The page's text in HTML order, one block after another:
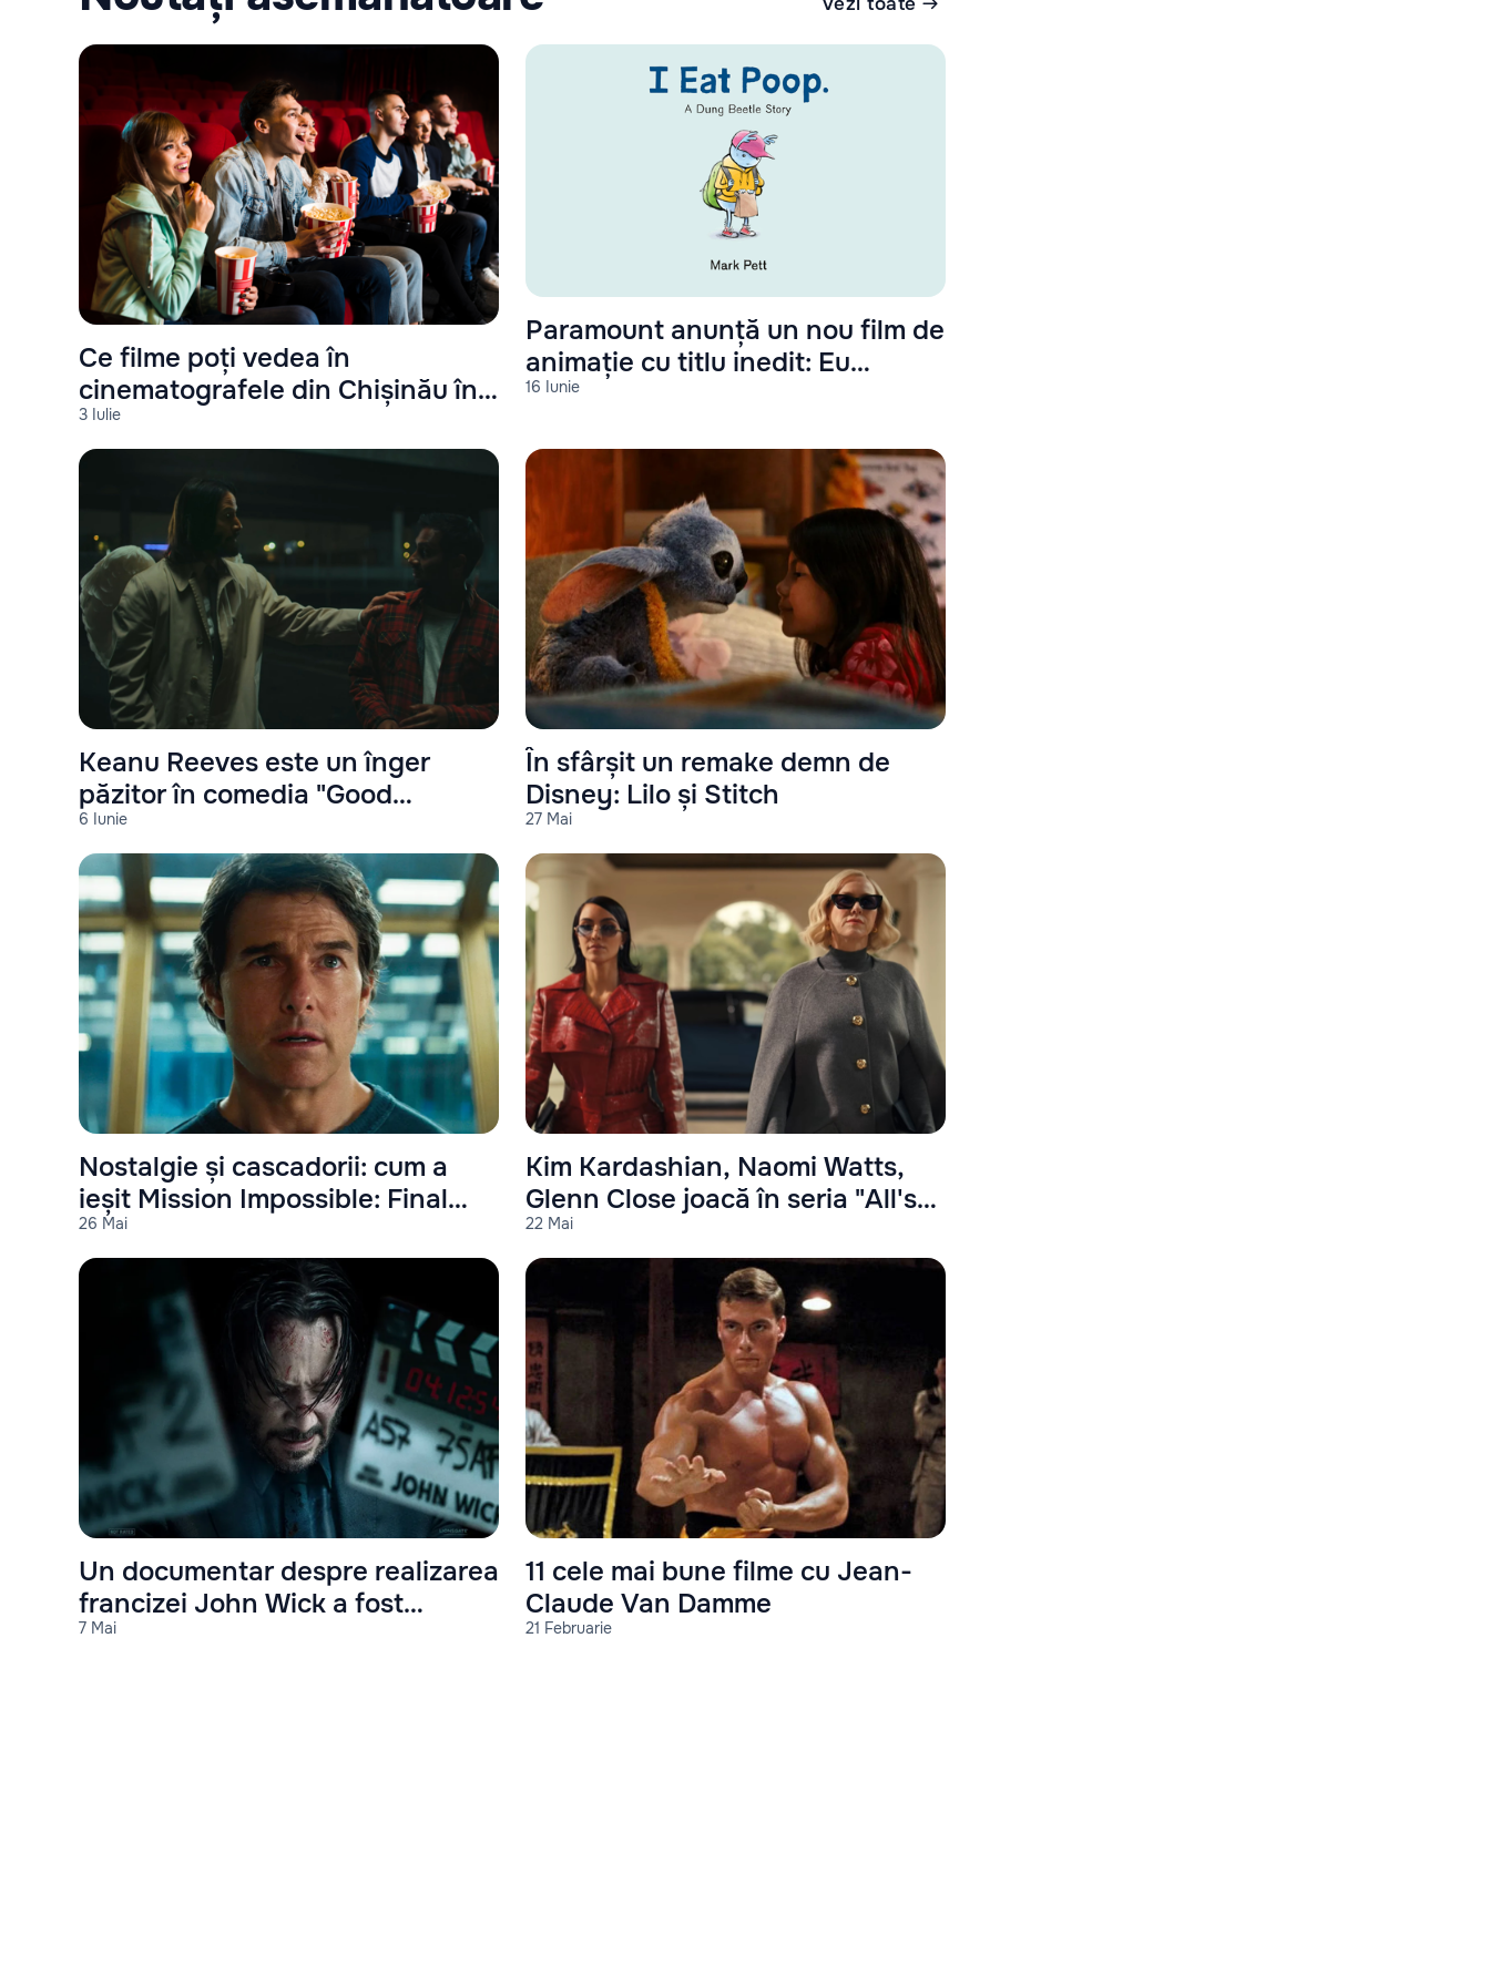
3 Iulie
Ce filme poți vedea în
cinematografele din Chișinău în
iulie 2025?
16 Iunie
Paramount anunță un nou film de
animație cu titlu inedit: Eu
mănânc caca
6 Iunie
Keanu Reeves este un înger
păzitor în comedia "Good
Fortune"
27 Mai
În sfârșit un remake demn de
Disney: Lilo și Stitch
26 Mai
Nostalgie și cascadorii: cum a
ieșit Mission Impossible: Final
Reckoning
22 Mai
Kim Kardashian, Naomi Watts,
Glenn Close joacă în seria "All's
Fair"
7 Mai
Un documentar despre realizarea
francizei John Wick a fost
anunțat
21 Februarie
11 cele mai bune filme cu Jean-
Claude Van Damme